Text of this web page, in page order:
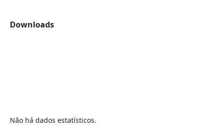
Downloads
Não há dados estatísticos.